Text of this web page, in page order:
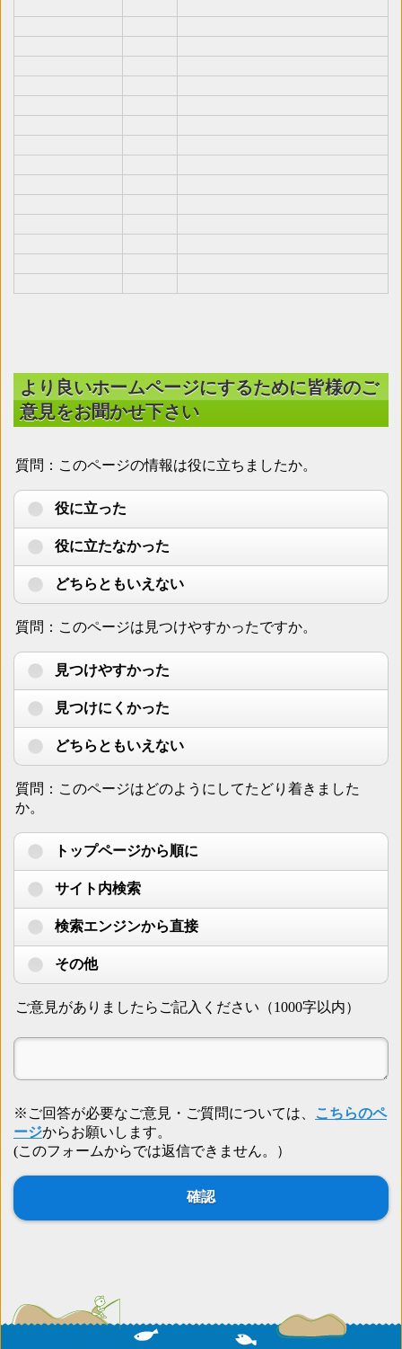
より良いホームページにするために皆様のご
意見をお聞かせ下さい
質問：このページの情報は役に立ちましたか。
役に立った
役に立たなかった
どちらともいえない
質問：このページは見つけやすかったですか。
見つけやすかった
見つけにくかった
どちらともいえない
質問：このページはどのようにしてたどり着きました
か。
トップページから順に
サイト内検索
検索エンジンから直接
その他
ご意見がありましたらご記入ください（1000字以内）
※ご回答が必要なご意見・ご質問については、
こちらのペ
ージからお願いします。
(このフォームからでは返信できません。）